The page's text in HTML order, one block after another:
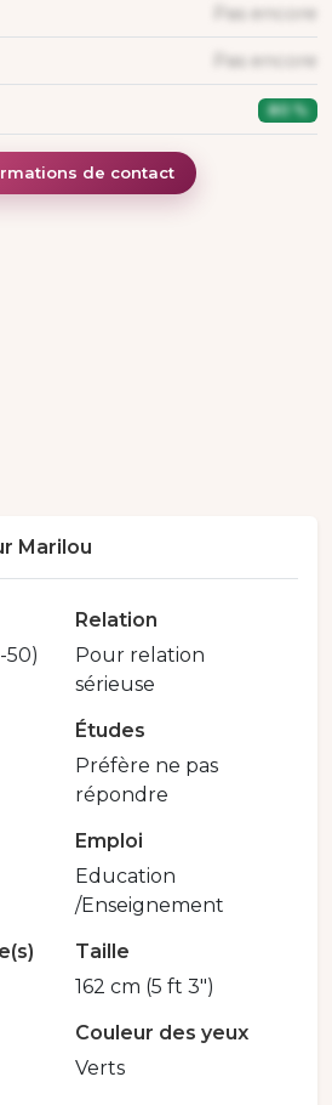
Pas encore
Pas encore
80 %
de contact
Marilou
50)
Relation
Pour relation
sérieuse
Études
Préfère ne pas
répondre
Emploi
Education
/Enseignement
Taille
162 cm (5 ft 3")
Couleur des yeux
Verts